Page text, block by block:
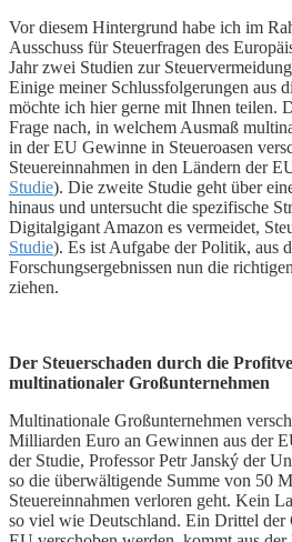
Vor diesem Hintergrund habe ich im
Ausschuss für Steuerfragen des
Jahr zwei Studien zur
Einige meiner Schlussfolgerungen aus
möchte ich hier gerne mit Ihnen teilen.
Frage nach, in welchem Ausmaß
in der EU Gewinne in Steueroasen
Steuereinnahmen in den Ländern der
Studie). Die zweite Studie geht über
hinaus und untersucht die spezifische
Digitalgigant Amazon es vermeidet,
Studie). Es ist Aufgabe der Politik, aus
Forschungsergebnissen nun die
ziehen.
Der Steuerschaden durch die
multinationaler Großunternehmen
Multinationale Großunternehmen
Milliarden Euro an Gewinnen aus der
der Studie, Professor Petr Janský der
so die überwältigende Summe von 50
Steuereinnahmen verloren geht. Kein
so viel wie Deutschland. Ein Drittel der